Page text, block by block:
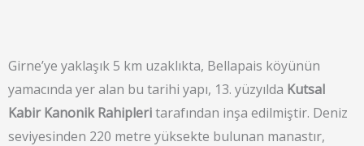
Girne’ye yaklaşık 5 km uzaklıkta, Bellapais köyünün
yamacında yer alan bu tarihi yapı, 13. yüzyılda Kutsal
Kabir Kanonik Rahipleritarafından inşa edilmiştir. Deniz
seviyesinden 220 metre yüksekte bulunan manastır,